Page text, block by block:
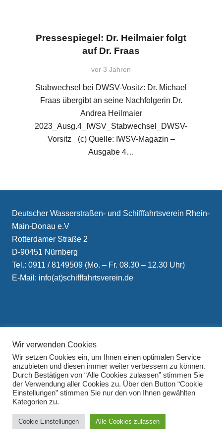
Pressespiegel: Dr. Heilmaier folgt
auf Dr. Fraas
vor 3 Jahren
Stabwechsel bei DWSV-Vositz: Dr. Michael
Fraas übergibt an seine Nachfolgerin Dr.
Andrea Heilmaier
2023_Ausg.4_IWSV_Stabwechsel_DWSV-
Vorsitz_ (c) Quelle: IWSV-Magazin –
Ausgabe 4…
Deutscher Wasserstraßen- und Schifffahrtsverein Rhein-
Main-Donau e.V
Rotterdamer Straße 2
D-90451 Nürnberg
Tel.: 0911 / 8149509 (Mo. – Fr. 08.30 – 12.30 Uhr)
E-Mail: info(at)schifffahrtsverein.de
Impressum
Datenschutzerklärung
Wir verwenden Cookies
Wir setzen Cookies ein, um Ihnen einen optimalen Service
anzubieten und diesen immer weiter verbessern zu können.
Durch Bestätigen von “Alle Cookies zulassen” stimmen Sie
der Verwendung aller Cookies zu. Über den Button “Cookie
Einstellungen” stimmen Sie nur den von Ihnen gewählten
Kategorien zu.
Cookie Einstellungen Alle Cookies zulassen